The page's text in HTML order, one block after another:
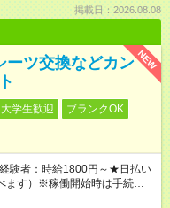
掲載日：2026.08.08
NEW
ーツ交換などカン
大学生歓迎
ブランクOK
験者：時給1800円～★日払い
ます）※稼働開始時は手続き完